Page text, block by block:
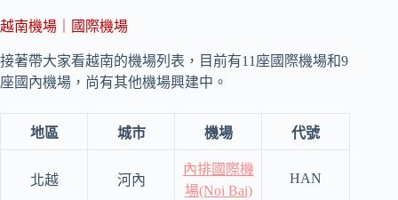
越南機場｜國際機場
接著帶大家看越南的機場列表，目前有11座國際機場和9
座國內機場，尚有其他機場興建中。
地區 城市 機場 代號
北越 河內
內排國際機
場(Noi Bai)
HAN